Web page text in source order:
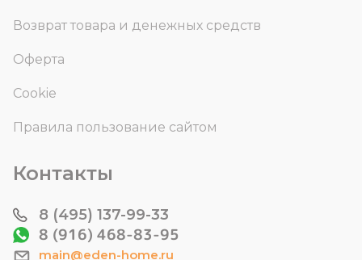
Возврат товара и денежных средств
Оферта
Cookie
Правила пользование сайтом
Контакты
8 (495) 137-99-33
8 (916) 468-83-95
main@eden-home.ru